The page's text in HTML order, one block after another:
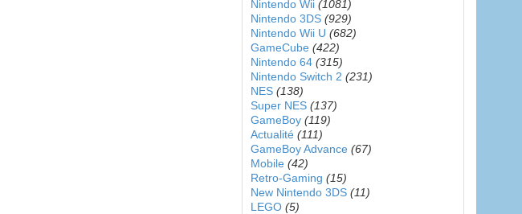
Nintendo Wii (1081)
Nintendo 3DS (929)
Nintendo Wii U (682)
GameCube (422)
Nintendo 64 (315)
Nintendo Switch 2 (231)
NES (138)
Super NES (137)
GameBoy (119)
Actualité (111)
GameBoy Advance (67)
Mobile (42)
Retro-Gaming (15)
New Nintendo 3DS (11)
LEGO (5)